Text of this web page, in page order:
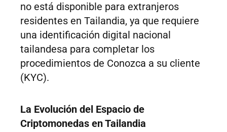
no está disponible para extranjeros
residentes en Tailandia, ya que requiere
una identificación digital nacional
tailandesa para completar los
procedimientos de Conozca a su cliente
(KYC).
La Evolución del Espacio de
Criptomonedas en Tailandia